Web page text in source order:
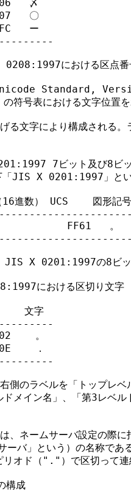
〆
〇
ー
における区点番
Standard,
号表における文字位置を
る文字により構成される。
7ビット及び8ビッ
JIS X 0201:1997」とい
進数） UCS    図形記号
FF61   。
X 0201:1997の8ビッ
における区切り文字
文字
。
．
側のラベルを「トップレベ
ドメイン名」、「第3レ
、ネームサーバ設定の際に
ーバ」という）の名称であ
リオド（"."）で区切って
構成